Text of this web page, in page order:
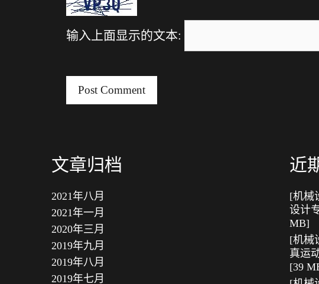
t
输入上面显示的文本:
文章归档
2021年八月
2021年一月
2020年三月
2019年九月
2019年八月
2019年七月
近
[机械
设计
MB]
[机械
真运
[39